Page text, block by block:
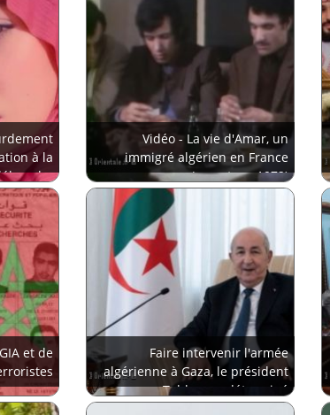
à la
Vidéo - La vie d'Amar, un
immigré algérien en France
(reportage 1972)
et de
Faire intervenir l'armée
algérienne à Gaza, le président
Tebboune déterminé